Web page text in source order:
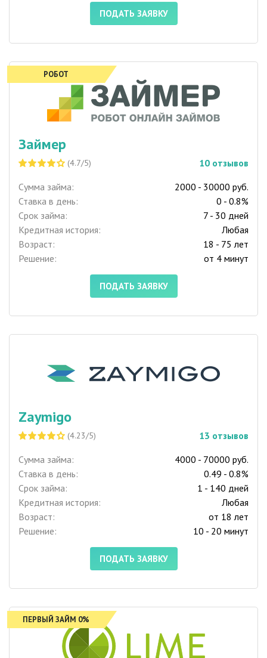
ПОДАТЬ ЗАЯВКУ
РОБОТ
Займер
(4.7/5) 10 отзывов
Сумма займа:
2000 - 30000 руб.
Ставка в день:
0 - 0.8%
Срок займа:
7 - 30 дней
Кредитная история:
Любая
Возраст:
18 - 75 лет
Решение:
от 4 минут
ПОДАТЬ ЗАЯВКУ
Zaymigo
(4.23/5) 13 отзывов
Сумма займа:
4000 - 70000 руб.
Ставка в день:
0.49 - 0.8%
Срок займа:
1 - 140 дней
Кредитная история:
Любая
Возраст:
от 18 лет
Решение:
10 - 20 минут
ПОДАТЬ ЗАЯВКУ
ПЕРВЫЙ ЗАЙМ 0%